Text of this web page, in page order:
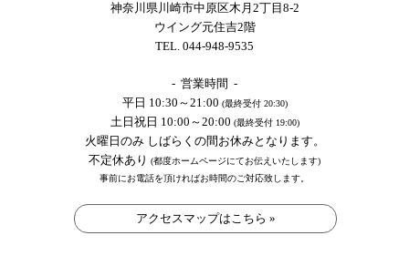
神奈川県川崎市中原区木月2丁目8-2
ウイング元住吉2階
TEL. 044-948-9535
- 営業時間 -
平日 10:30～21:00 (最終受付 20:30)
土日祝日 10:00～20:00 (最終受付 19:00)
火曜日のみ しばらくの間お休みとなります。
不定休あり (都度ホームページにてお伝えいたします)
事前にお電話を頂ければお時間のご対応致します。
アクセスマップはこちら »